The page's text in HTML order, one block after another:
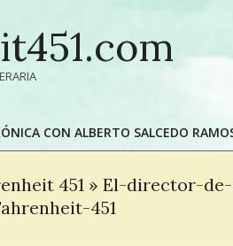
CON ALBERTO SALCEDO
451 » El-director-
451